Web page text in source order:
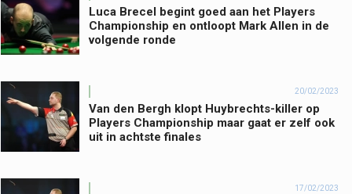
Luca Brecel begint goed aan het Players
Championship en ontloopt Mark Allen in de
volgende ronde
20/02/2023
Van den Bergh klopt Huybrechts-killer op
Players Championship maar gaat er zelf ook
uit in achtste finales
17/02/2023